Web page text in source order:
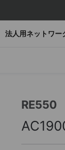
法人用ネットワー
RE550